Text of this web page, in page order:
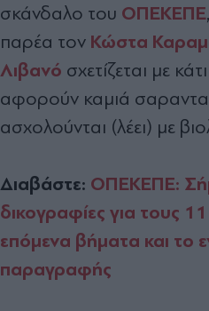
σκάνδαλο του ΟΠΕΚΕΠΕ
παρέα τον Κώστα
Λιβανό σχετίζεται με
αφορούν καμιά
ασχολούνται (λέει) με
Διαβάστε: ΟΠΕΚΕΠΕ:
δικογραφίες για τους
επόμενα βήματα και το
παραγραφής